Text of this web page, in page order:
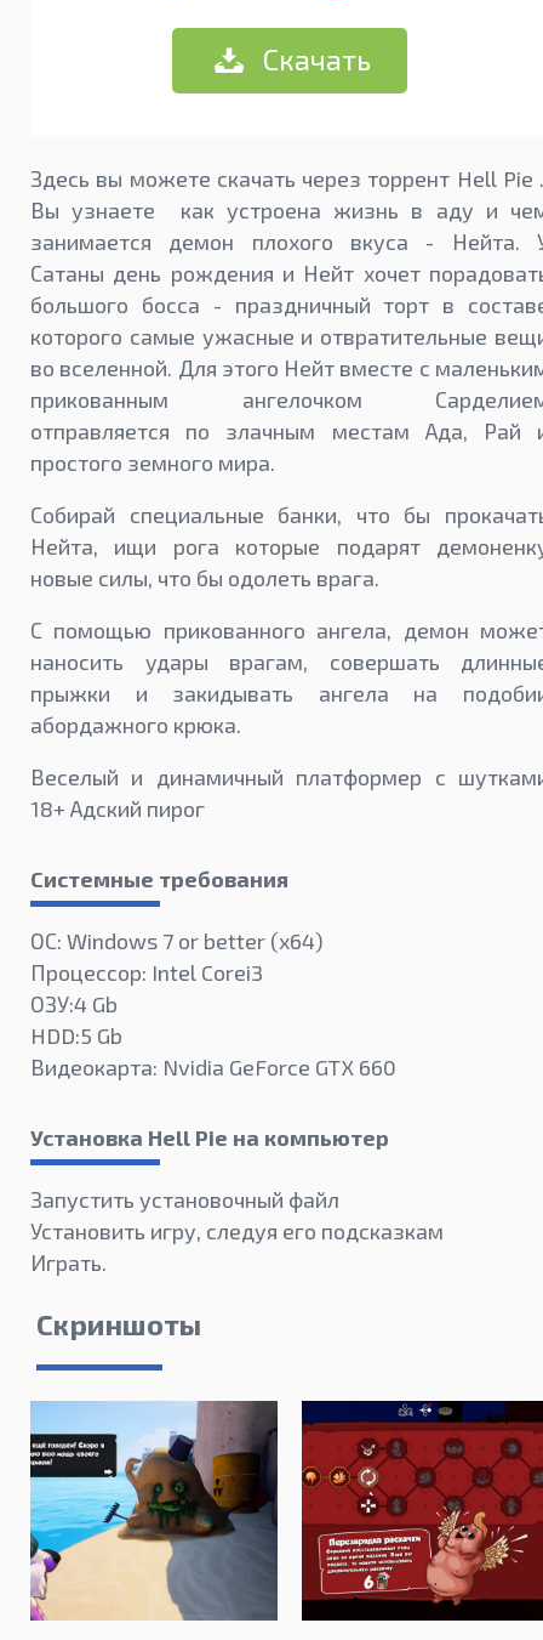
Скачать
Здесь вы можете скачать через торрент Hell Pie
Вы узнаете как устроена жизнь в аду и
занимается демон плохого вкуса - Нейта.
Сатаны день рождения и Нейт хочет
большого босса - праздничный торт в
которого самые ужасные и отвратительные
во вселенной. Для этого Нейт вместе с
прикованным ангелочком
отправляется по злачным местам Ада, Рай
простого земного мира.
Собирай специальные банки, что бы
Нейта, ищи рога которые подарят
новые силы, что бы одолеть врага.
С помощью прикованного ангела, демон
наносить удары врагам, совершать
прыжки и закидывать ангела на
абордажного крюка.
Веселый и динамичный платформер с
18+ Адский пирог
Системные требования
ОС: Windows 7 or better (х64)
Процессор: Intel Corei3
ОЗУ:4 Gb
HDD:5 Gb
Видеокарта: Nvidia GeForce GTX 660
Установка Hell Pie на компьютер
Запустить установочный файл
Установить игру, следуя его подсказкам
Играть.
Скриншоты